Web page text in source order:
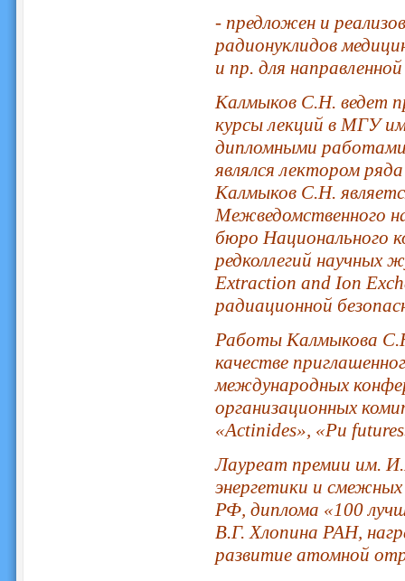
- предложен и
радионуклидов
и пр. для
Калмыков С.Н. ведет
курсы лекций в МГУ
дипломными
являлся лектором
Калмыков С.Н.
Межведомственного
бюро Национального
редколлегий научных
Extraction and Ion
радиационной
Работы Калмыкова
качестве
международных
организационных
«Actinides», «Pu
Лауреат премии им.
энергетики и
РФ, диплома «100
В.Г. Хлопина РАН,
развитие атомной